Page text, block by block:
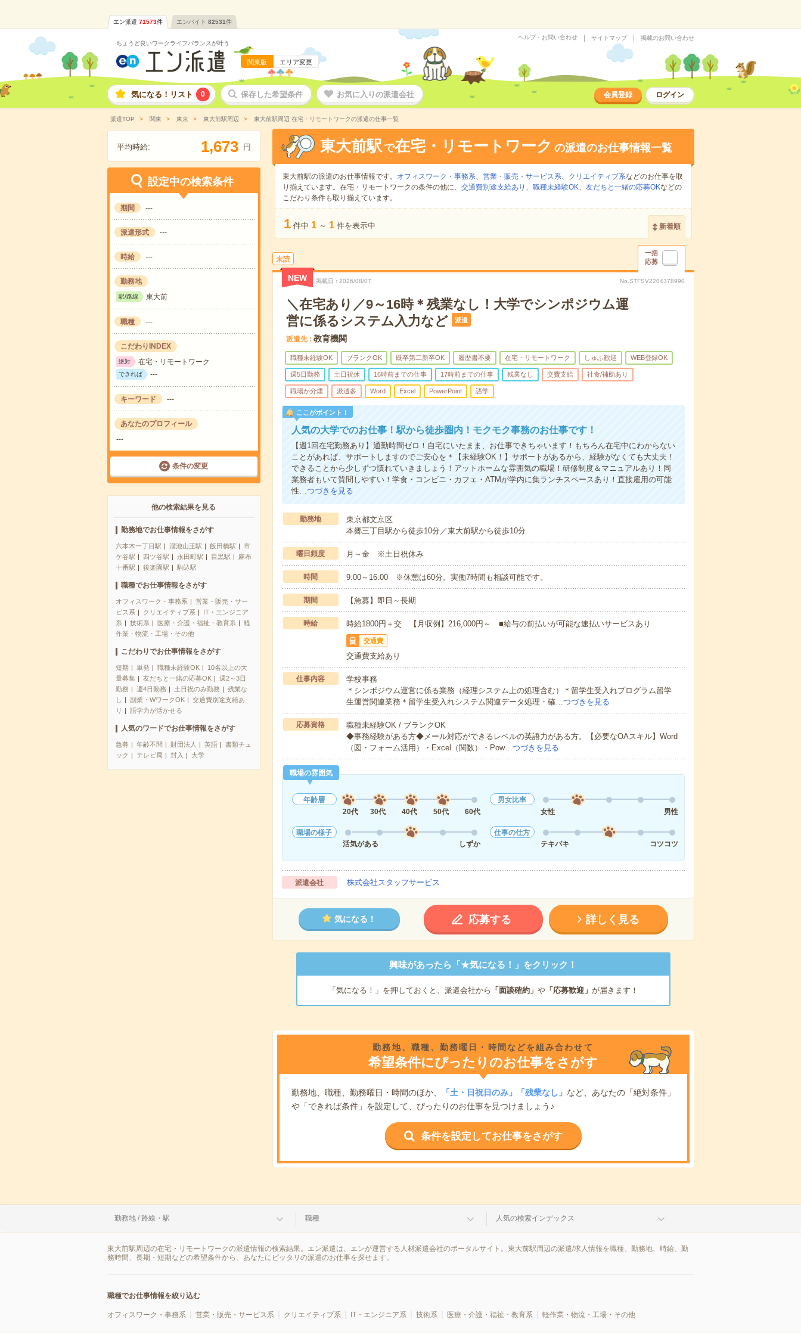
エン派遣 71573件 エンバイト 82531件
ちょうど良いワークライフバランスが叶う
関東版 エリア変更
ヘルプ・お問い合わせ サイトマップ 掲載のお問い合わせ
気になる！リスト 0 保存した希望条件 お気に入りの派遣会社 会員登録 ログイン
派遣TOP 関東 東京 東大前駅周辺 東大前駅周辺 在宅・リモートワークの派遣の仕事一覧
平均時給: 1,673 円
設定中の検索条件
期間 ---
派遣形式 ---
時給 ---
勤務地
駅/路線 東大前
職種 ---
こだわりINDEX
絶対 在宅・リモートワーク
できれば ---
キーワード ---
あなたのプロフィール
---
条件の変更
他の検索結果を見る
勤務地でお仕事情報をさがす
六本木一丁目駅 溜池山王駅 飯田橋駅
市
ケ谷駅
四ツ谷駅 永田町駅 目黒駅
麻布
十番駅
後楽園駅 駒込駅
職種でお仕事情報をさがす
オフィスワーク・事務系
営業・販売・サー
ビス系
クリエイティブ系
IT・エンジニア
系
技術系 医療・介護・福祉・教育系
軽
作業・物流・工場・その他
こだわりでお仕事情報をさがす
短期 単発 職種未経験OK
10名以上の大
量募集
友だちと一緒の応募OK
週2～3日
勤務
週4日勤務 土日祝のみ勤務
残業な
し
副業・WワークOK
交通費別途支給あ
り
語学力が活かせる
人気のワードでお仕事情報をさがす
急募 年齢不問 財団法人 英語
書類チェ
ック
テレビ局 封入 大学
東大前駅 で在宅・リモートワーク の派遣のお仕事情報一覧
東大前駅の派遣のお仕事情報です。 オフィスワーク・事務系、 営業・販売・サービス系、 クリエイティブ系などのお仕事を取
り揃えています。在宅・リモートワークの条件の他に、 交通費別途支給あり 、 職種未経験OK、 友だちと一緒の応募OKなどの
こだわり条件も取り揃えています。
1 件中 1 ～ 1 件を表示中 新着順
未読
一括
応募
NEW 掲載日 2026/08/07 No.STFSV2204378990
＼在宅あり／9～16時＊残業なし！大学でシンポジウム運
営に係るシステム入力など
派遣
派遣先 教育機関
職種未経験OK ブランクOK 既卒第二新卒OK 履歴書不要 在宅・リモートワーク しゅふ歓迎 WEB登録OK
週5日勤務 土日祝休 16時前までの仕事 17時前までの仕事 残業なし 交費支給 社食/補助あり
職場が分煙 派遣多 Word Excel PowerPoint 語学
ここがポイント！
人気の大学でのお仕事！駅から徒歩圏内！モクモク事務のお仕事です！
【週1回在宅勤務あり】通勤時間ゼロ！自宅にいたまま、お仕事できちゃいます！もちろん在宅中にわからない
ことがあれば、サポートしますのでご安心を＊【未経験OK！】サポートがあるから、経験がなくても大丈夫！
できることから少しずつ慣れていきましょう！アットホームな雰囲気の職場！研修制度＆マニュアルあり！同
業務者もいて質問しやすい！学食・コンビニ・カフェ・ATMが学内に集ランチスペースあり！直接雇用の可能
性…つづきを見る
勤務地
東京都文京区
本郷三丁目駅から徒歩10分／東大前駅から徒歩10分
曜日頻度 月～金 ※土日祝休み
時間 9:00～16:00 ※休憩は60分。実働7時間も相談可能です。
期間 【急募】即日～長期
時給 時給1800円＋交 【月収例】216,000円～ ■給与の前払いが可能な速払いサービスあり
交通費
交通費支給あり
仕事内容
学校事務
＊シンポジウム運営に係る業務（経理システム上の処理含む）＊留学生受入れプログラム留学
生運営関連業務＊留学生受入れシステム関連データ処理・確…つづきを見る
応募資格
職種未経験OK / ブランクOK
◆事務経験がある方◆メール対応ができるレベルの英語力がある方。【必要なOAスキル】Word
（図・フォーム活用）・Excel（関数）・Pow…つづきを見る
職場の雰囲気
年齢層
20代
30代 40代 50代 60代
男女比率
女性
男性
職場の様子
活気がある
しずか
仕事の仕方
テキパキ
コツコツ
派遣会社 株式会社スタッフサービス
気になる！ 応募する 詳しく見る
興味があったら「★気になる！」をクリック！
「気になる！」を押しておくと、派遣会社から 「面談確約」 や「応募歓迎」 が届きます！
勤務地、職種、勤務曜日・時間などを組み合わせて
希望条件にぴったりのお仕事をさがす
勤務地、職種、勤務曜日・時間のほか、 「土・日祝日のみ」「残業なし」 など、あなたの「絶対条件」
や「できれば条件」を設定して、ぴったりのお仕事を見つけましょう♪
条件を設定してお仕事をさがす
勤務地 / 路線・駅 職種 人気の検索インデックス
東大前駅周辺の在宅・リモートワークの派遣情報の検索結果。エン派遣は、エンが運営する人材派遣会社のポータルサイト。東大前駅周辺の派遣/求人情報を職種、勤務地、時給、勤
務時間、長期・短期などの希望条件から、あなたにピッタリの派遣のお仕事を探せます。
職種でお仕事情報を絞り込む
オフィスワーク・事務系 営業・販売・サービス系 クリエイティブ系 IT・エンジニア系 技術系 医療・介護・福祉・教育系 軽作業・物流・工場・その他